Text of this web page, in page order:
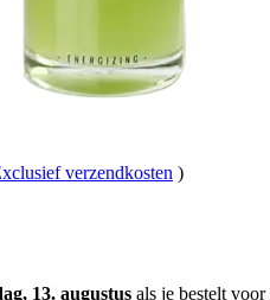
verzendkosten )
13. augustus als je bestelt voor